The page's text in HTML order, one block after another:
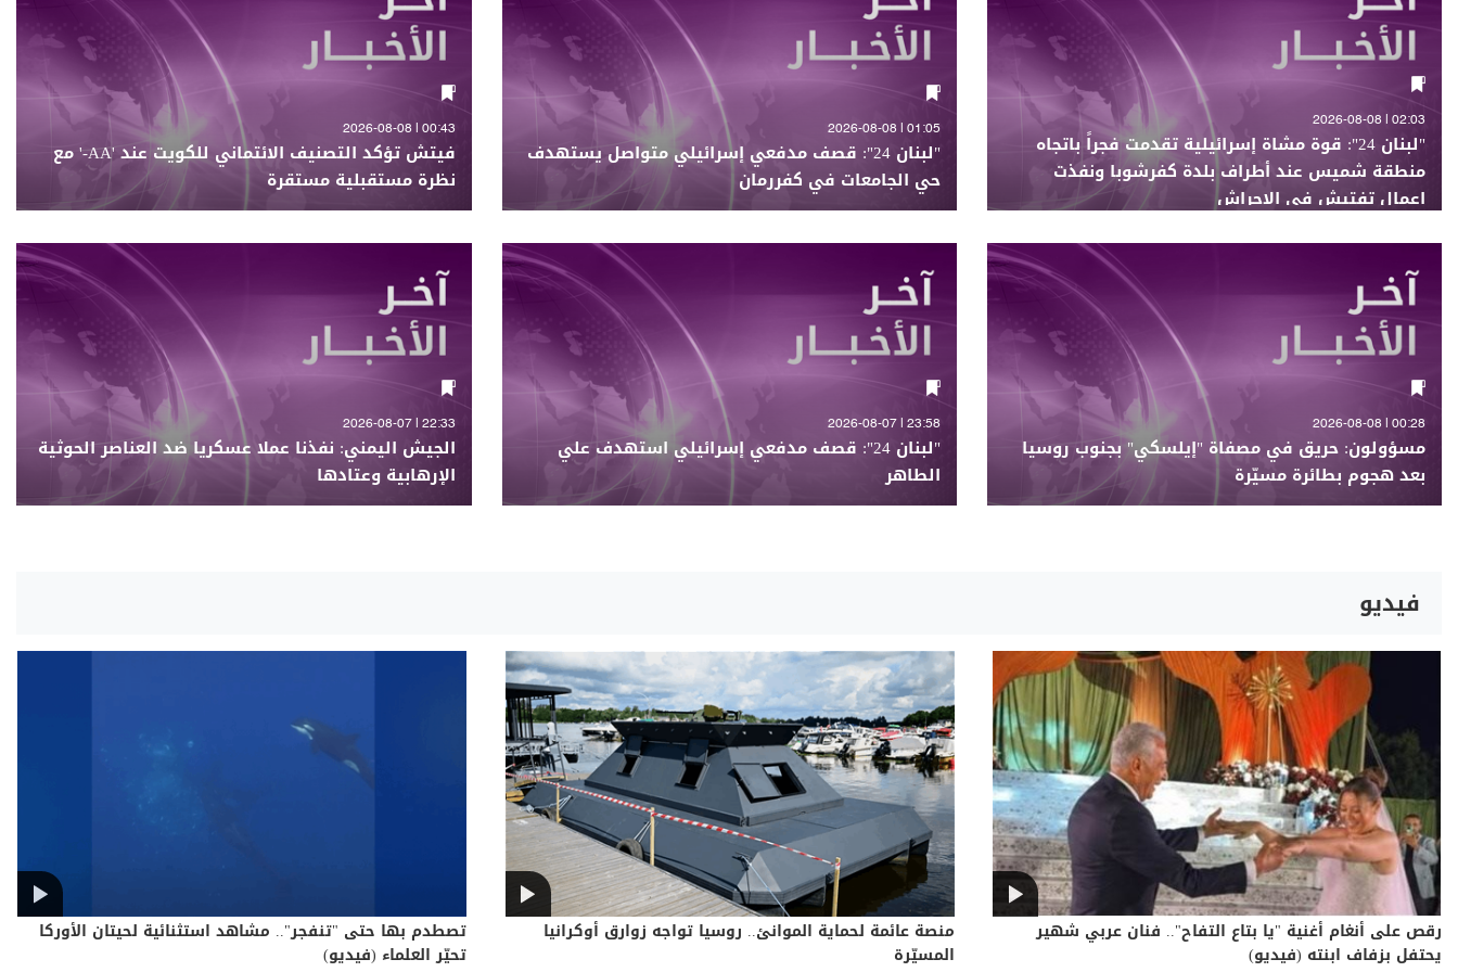
02:03 | 2026-08-08
"لبنان 24": قوة مشاة إسرائيلية تقدمت فجراً باتجاه
منطقة شميس عند أطراف بلدة كفرشوبا ونفذت
اعمال تفتيش في الاحراش
01:05 | 2026-08-08
"لبنان 24": قصف مدفعي إسرائيلي متواصل يستهدف
حي الجامعات في كفررمان
00:43 | 2026-08-08
فيتش تؤكد التصنيف الائتماني للكويت عند 'AA-' مع
نظرة مستقبلية مستقرة
00:28 | 2026-08-08
مسؤولون: حريق في مصفاة "إيلسكي" بجنوب روسيا
بعد هجوم بطائرة مسيّرة
23:58 | 2026-08-07
"لبنان 24": قصف مدفعي إسرائيلي استهدف علي
الطاهر
22:33 | 2026-08-07
الجيش اليمني: نفذنا عملا عسكريا ضد العناصر الحوثية
الإرهابية وعتادها
فيديو
رقص على أنغام أغنية "يا بتاع التفاح".. فنان عربي شهير
يحتفل بزفاف ابنته (فيديو)
منصة عائمة لحماية الموانئ.. روسيا تواجه زوارق أوكرانيا
المسيّرة
تصطدم بها حتى "تنفجر".. مشاهد استثنائية لحيتان الأوركا
تحيّر العلماء (فيديو)